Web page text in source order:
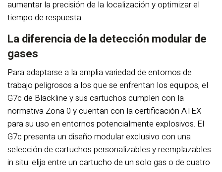
aumentar la precisión de la localización y optimizar el
tiempo de respuesta.
La diferencia de la detección modular de
gases
Para adaptarse a la amplia variedad de entornos de
trabajo peligrosos a los que se enfrentan los equipos, el
G7c de Blackline y sus cartuchos cumplen con la
normativa Zona 0 y cuentan con la certificación ATEX
para su uso en entornos potencialmente explosivos. El
G7c presenta un diseño modular exclusivo con una
selección de cartuchos personalizables y reemplazables
in situ: elija entre un cartucho de un solo gas o de cuatro